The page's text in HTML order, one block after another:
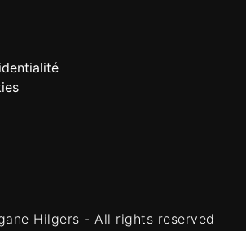
Hilgers - All rights reserved